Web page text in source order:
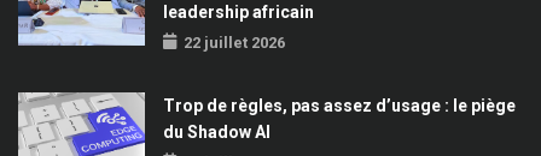
leadership africain
22 juillet 2026
Trop de règles, pas assez d’usage : le piège
du Shadow AI